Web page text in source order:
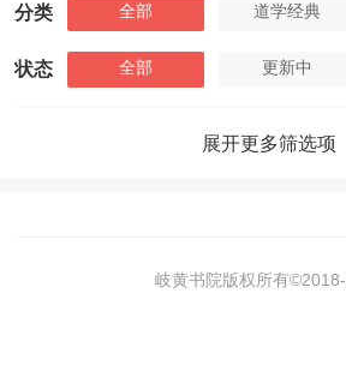
分类 全部 道学经典
状态 全部 更新中
展开更多筛选项
岐黄书院版权所有©2018-